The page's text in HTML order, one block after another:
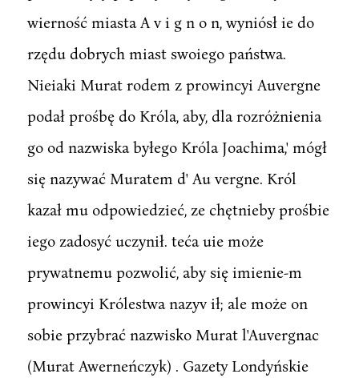
wierność miasta A v i g n o n, wyniósł ie do
rzędu dobrych miast swoiego państwa.
Nieiaki Murat rodem z prowincyi Auvergne
podał prośbę do Króla, aby, dla rozróżnienia
go od nazwiska byłego Króla Joachima,' mógł
się nazywać Muratem d' Au vergne. Król
kazał mu odpowiedzieć, ze chętnieby prośbie
iego zadosyć uczynił. teća uie może
prywatnemu pozwolić, aby się imienie-m
prowincyi Królestwa nazyv ił; ale może on
sobie przybrać nazwisko Murat l'Auvergnac
(Murat Awerneńczyk) . Gazety Londyńskie